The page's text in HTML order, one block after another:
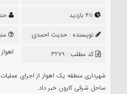
نویسنده : حدیث احمدی
سعید
اهواز
کد مطلب : 3279
شهرداری منطقه یک اهواز از اجرای
ساحل شرقی کارون خبر داد.